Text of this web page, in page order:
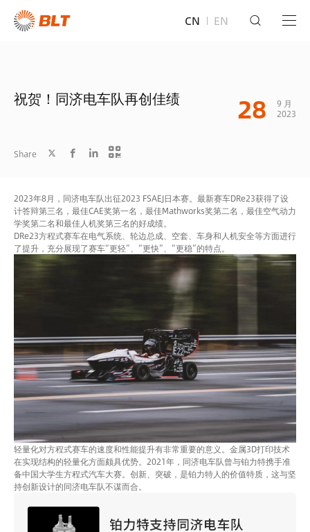
CN EN
祝贺！同济电车队再创佳绩 28
9 月
2023
Share
2023年8月，同济电车队出征2023 FSAEJ日本赛。最新赛车DRe23获得了设
计答辩第三名，最佳CAE奖第一名，最佳Mathworks奖第二名，最佳空气动力
学奖第二名和最佳人机奖第三名的好成绩。
DRe23方程式赛车在电气系统、轮边总成、空套、车身和人机安全等方面进行
了提升，充分展现了赛车“更轻”、“更快”、“更稳”的特点。
轻量化对方程式赛车的速度和性能提升有非常重要的意义。金属3D打印技术
在实现结构的轻量化方面颇具优势。2021年，同济电车队曾与铂力特携手准
备中国大学生方程式汽车大赛。创新、突破，是铂力特人的价值特质，这与坚
持创新设计的同济电车队不谋而合。